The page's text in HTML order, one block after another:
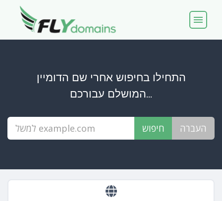
menu
התחילו בחיפוש אחרי שם הדומיין
המושלם עבורכם...